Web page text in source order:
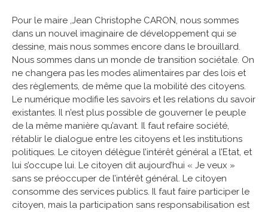
Pour le maire ,Jean Christophe CARON, nous sommes
dans un nouvel imaginaire de développement qui se
dessine, mais nous sommes encore dans le brouillard.
Nous sommes dans un monde de transition sociétale. On
ne changera pas les modes alimentaires par des lois et
des règlements, de même que la mobilité des citoyens.
Le numérique modifie les savoirs et les relations du savoir
existantes. Il n’est plus possible de gouverner le peuple
de la même manière qu’avant. Il faut refaire société,
rétablir le dialogue entre les citoyens et les institutions
politiques. Le citoyen délègue l’intérêt général a l’Etat, et
lui s’occupe lui. Le citoyen dit aujourd’hui « Je veux »
sans se préoccuper de l’intérêt général. Le citoyen
consomme des services publics. Il faut faire participer le
citoyen, mais la participation sans responsabilisation est